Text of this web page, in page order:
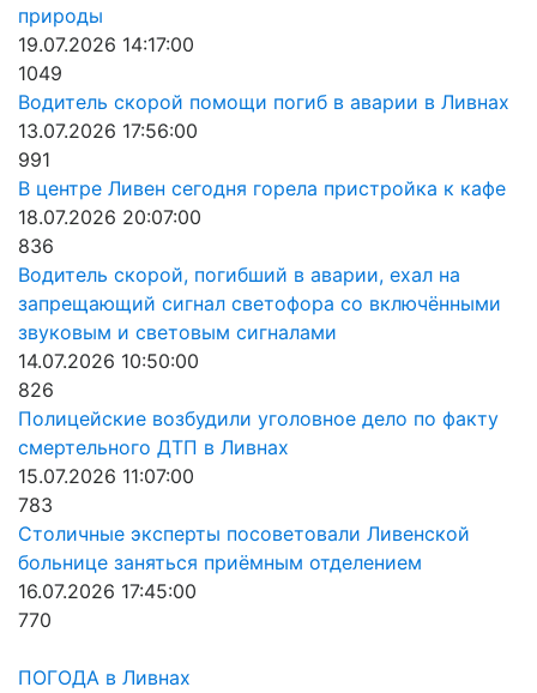
природы
19.07.2026 14:17:00
1049
Водитель скорой помощи погиб в аварии в Ливнах
13.07.2026 17:56:00
991
В центре Ливен сегодня горела пристройка к кафе
18.07.2026 20:07:00
836
Водитель скорой, погибший в аварии, ехал на
запрещающий сигнал светофора со включёнными
звуковым и световым сигналами
14.07.2026 10:50:00
826
Полицейские возбудили уголовное дело по факту
смертельного ДТП в Ливнах
15.07.2026 11:07:00
783
Столичные эксперты посоветовали Ливенской
больнице заняться приёмным отделением
16.07.2026 17:45:00
770
ПОГОДА в Ливнах